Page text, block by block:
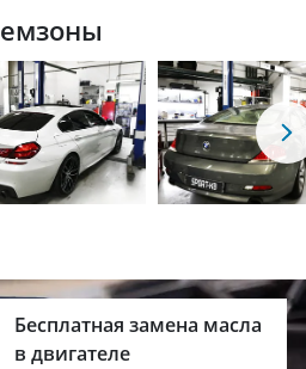
Бесплатная замена масла
в двигателе